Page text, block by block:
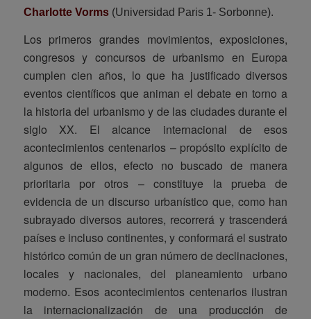
Charlotte Vorms (Universidad Paris 1- Sorbonne).
Los primeros grandes movimientos, exposiciones,
congresos y concursos de urbanismo en Europa
cumplen cien años, lo que ha justificado diversos
eventos científicos que animan el debate en torno a
la historia del urbanismo y de las ciudades durante el
siglo XX. El alcance internacional de esos
acontecimientos centenarios – propósito explícito de
algunos de ellos, efecto no buscado de manera
prioritaria por otros – constituye la prueba de
evidencia de un discurso urbanístico que, como han
subrayado diversos autores, recorrerá y trascenderá
países e incluso continentes, y conformará el sustrato
histórico común de un gran número de declinaciones,
locales y nacionales, del planeamiento urbano
moderno. Esos acontecimientos centenarios ilustran
la internacionalización de una producción de